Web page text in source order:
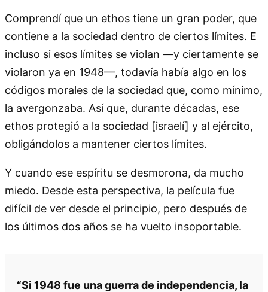
Comprendí que un ethos tiene un gran poder, que
contiene a la sociedad dentro de ciertos límites. E
incluso si esos límites se violan —y ciertamente se
violaron ya en 1948—, todavía había algo en los
códigos morales de la sociedad que, como mínimo,
la avergonzaba. Así que, durante décadas, ese
ethos protegió a la sociedad [israelí] y al ejército,
obligándolos a mantener ciertos límites.
Y cuando ese espíritu se desmorona, da mucho
miedo. Desde esta perspectiva, la película fue
difícil de ver desde el principio, pero después de
los últimos dos años se ha vuelto insoportable.
“Si 1948 fue una guerra de independencia, la